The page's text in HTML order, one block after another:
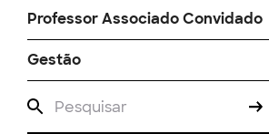
Professor Associado Convidado
Gestão